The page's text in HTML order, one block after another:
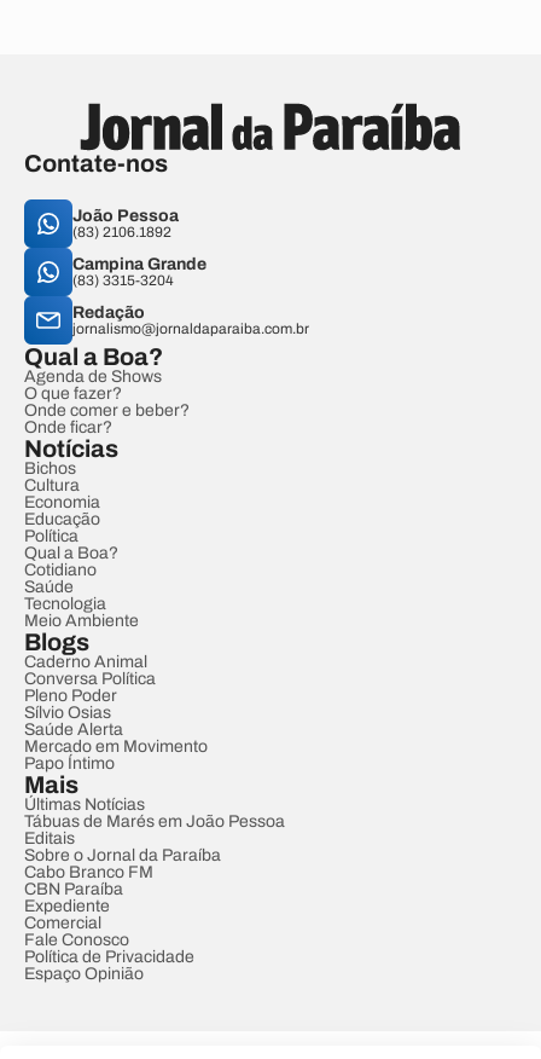
Contate-nos
João Pessoa
(83) 2106.1892
Campina Grande
(83) 3315-3204
Redação
jornalismo@jornaldaparaiba.com.br
Qual a Boa?
Agenda de Shows
O que fazer?
Onde comer e beber?
Onde ficar?
Notícias
Bichos
Cultura
Economia
Educação
Política
Qual a Boa?
Cotidiano
Saúde
Tecnologia
Meio Ambiente
Blogs
Caderno Animal
Conversa Política
Pleno Poder
Sílvio Osias
Saúde Alerta
Mercado em Movimento
Papo Íntimo
Mais
Últimas Notícias
Tábuas de Marés em João Pessoa
Editais
Sobre o Jornal da Paraíba
Cabo Branco FM
CBN Paraíba
Expediente
Comercial
Fale Conosco
Política de Privacidade
Espaço Opinião